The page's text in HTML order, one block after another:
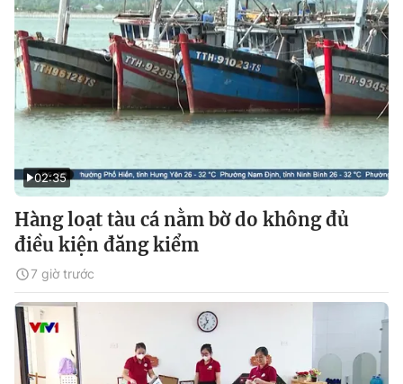
02:35
Hàng loạt tàu cá nằm bờ do không đủ
điều kiện đăng kiểm
7 giờ trước